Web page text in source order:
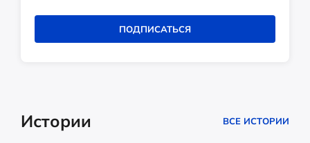
ПОДПИСАТЬСЯ
Истории ВСЕ ИСТОРИИ